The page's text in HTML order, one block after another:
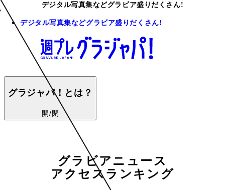
デジタル写真集などグラビア盛りだくさん!
デジタル写真集などグラビア盛りだくさん!
グラジャパ！とは？
開/閉
グラビアニュース
アクセスランキング